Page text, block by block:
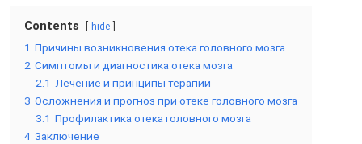
Contents hide
1 Причины возникновения отека головного мозга
2 Симптомы и диагностика отека мозга
2.1 Лечение и принципы терапии
3 Осложнения и прогноз при отеке головного мозга
3.1 Профилактика отека головного мозга
4 Заключение